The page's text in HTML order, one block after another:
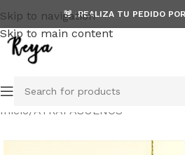
Skip to navigation
Skip to main content
🚨 ¡REALIZA TU PEDIDO
Inicio/ATRAPASUEÑOS